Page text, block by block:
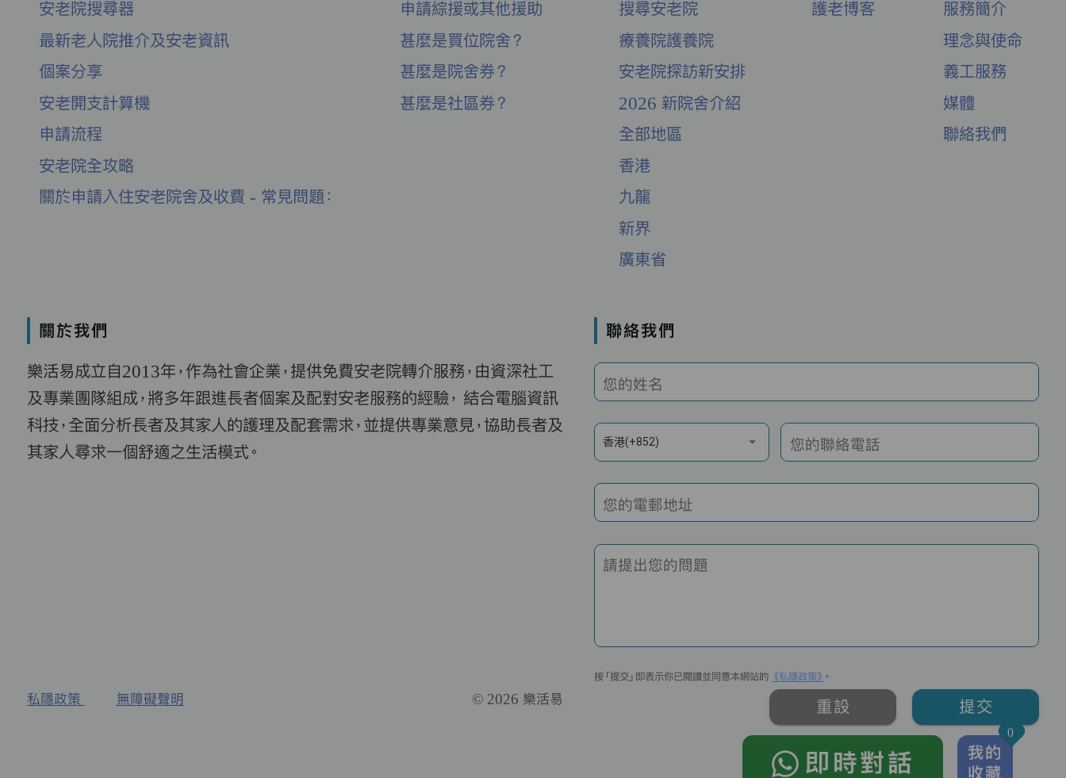
安老院搜尋器
最新老人院推介及安老資訊
個案分享
安老開支計算機
申請流程
安老院全攻略
關於申請入住安老院舍及收費 - 常見問題：
申請綜援或其他援助
甚麼是買位院舍？
甚麼是院舍券？
甚麼是社區券？
搜尋安老院
療養院護養院
安老院探訪新安排
2026 新院舍介紹
全部地區
香港
九龍
新界
廣東省
護老博客
服務簡介
理念與使命
義工服務
媒體
聯絡我們
關於我們
樂活易成立自2013年，作為社會企業，提供免費安老院轉介服務，由資深社工
及專業團隊組成，將多年跟進長者個案及配對安老服務的經驗， 結合電腦資訊
科技，全面分析長者及其家人的護理及配套需求，並提供專業意見，協助長者及
其家人尋求一個舒適之生活模式。
私隱政策 無障礙聲明 © 2026 樂活易
聯絡我們
您的姓名
香港(+852) 您的聯絡電話
您的電郵地址
請提出您的問題
按「提交」即表示你已閱讀並同意本網站的 《私隱政策》 。
重設 提交
即時對話
我的
收藏
0